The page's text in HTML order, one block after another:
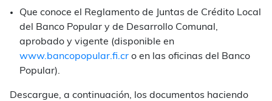
Que conoce el Reglamento de Juntas de Crédito Local
del Banco Popular y de Desarrollo Comunal,
aprobado y vigente (disponible en
www.bancopopular.fi.cr o en las oficinas del Banco
Popular).
Descargue, a continuación, los documentos haciendo